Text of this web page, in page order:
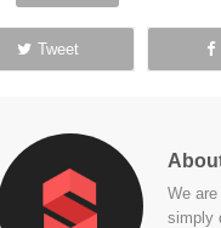
Tweet
We
simply